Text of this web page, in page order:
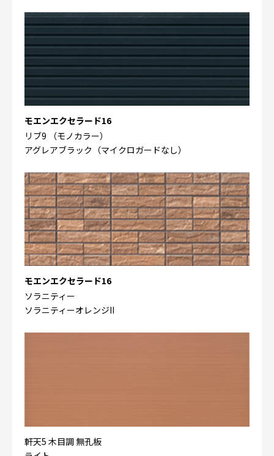
モエンエクセラード16
リブ9 （モノカラー）
アグレアブラック（マイクロガードなし）
モエンエクセラード16
ソラニティー
ソラニティーオレンジII
軒天5 木目調 無孔板